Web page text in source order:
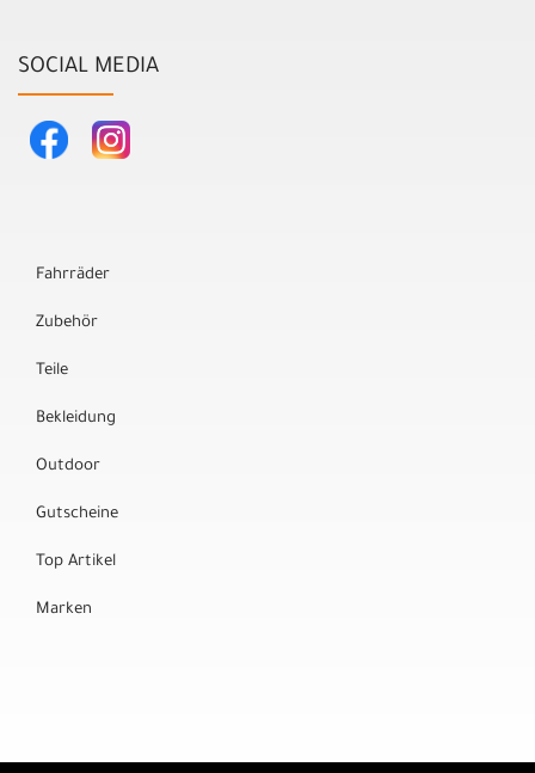
SOCIAL MEDIA
Fahrräder
Zubehör
Teile
Bekleidung
Outdoor
Gutscheine
Top Artikel
Marken